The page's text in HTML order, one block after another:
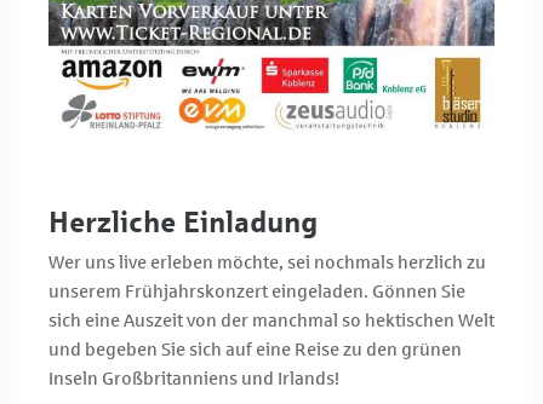
Herzliche Einladung
Wer uns live erleben möchte, sei nochmals herzlich zu
unserem Frühjahrskonzert eingeladen. Gönnen Sie
sich eine Auszeit von der manchmal so hektischen Welt
und begeben Sie sich auf eine Reise zu den grünen
Inseln Großbritanniens und Irlands!